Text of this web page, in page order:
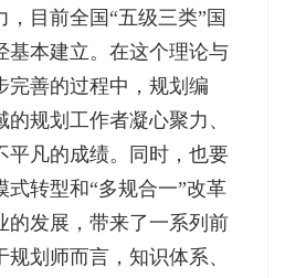
目前全国“五级三类”国
基本建立。在这个理论与
完善的过程中，规划编
规划工作者凝心聚力、
平凡的成绩。同时，也要
式转型和“多规合一”改革
的发展，带来了一系列前
划师而言，知识体系、